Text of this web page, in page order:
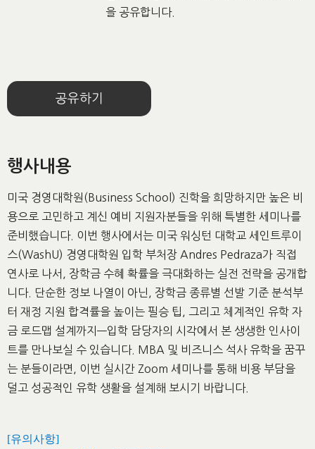
을 공유합니다.
공유하기
행사내용
미국 경영대학원(Business School) 진학을 희망하지만 높은 비
용으로 고민하고 계신 예비 지원자분들을 위해 특별한 세미나를
준비했습니다. 이번 행사에서는 미국 워싱턴 대학교 세인트루이
스(WashU) 경영대학원 입학 부처장 Andres Pedraza가 직접
연사로 나서, 장학금 수혜 확률을 극대화하는 실전 전략을 공개합
니다. 단순한 정보 나열이 아닌, 장학금 종류별 선발 기준 분석부
터 재정 지원 합격률을 높이는 필승 팁, 그리고 체계적인 유학 자
금 로드맵 설계까지—입학 담당자의 시각에서 본 생생한 인사이
트를 만나보실 수 있습니다. MBA 및 비즈니스 석사 유학을 꿈꾸
는 분들이라면, 이번 실시간 Zoom 세미나를 통해 비용 부담을
덜고 성공적인 유학 생활을 설계해 보시기 바랍니다.
[유의사항]